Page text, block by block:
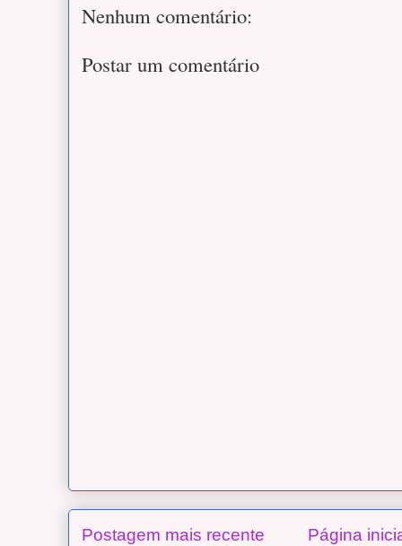
Nenhum comentário:
Postar um comentário
Postagem mais recente Página